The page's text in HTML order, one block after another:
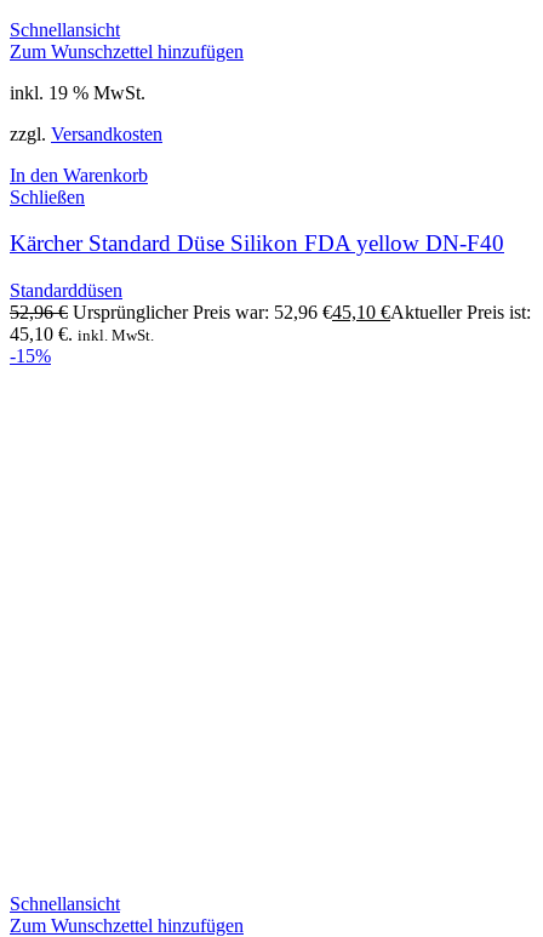
Schnellansicht
Zum Wunschzettel hinzufügen
inkl. 19 % MwSt.
zzgl. Versandkosten
In den Warenkorb
Schließen
Kärcher Standard Düse Silikon FDA yellow DN-F40
Standarddüsen
52,96€ Ursprünglicher Preis war: 52,96 €45,10 €Aktueller Preis ist:
45,10 €. inkl. MwSt.
-15%
Schnellansicht
Zum Wunschzettel hinzufügen